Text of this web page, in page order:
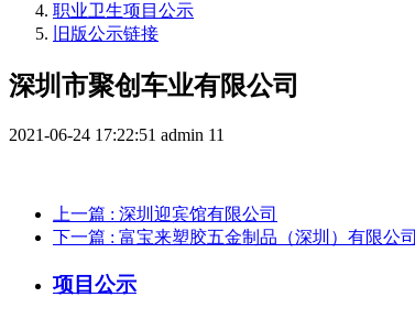
职业卫生项目公示
旧版公示链接
深圳市聚创车业有限公司
2021-06-24 17:22:51 admin 11
上一篇 : 深圳迎宾馆有限公司
下一篇 : 富宝来塑胶五金制品（深圳）有限公司
项目公示